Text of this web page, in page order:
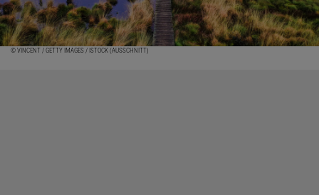
© VINCENT / GETTY IMAGES / ISTOCK (AUSSCHNITT)